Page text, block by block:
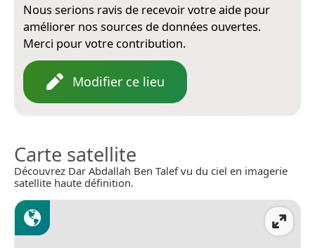
Nous serions ravis de recevoir votre aide pour
améliorer nos sources de données ouvertes.
Merci pour votre contribution.
Modifier ce lieu
Carte satellite
Découvrez Dar Abdallah Ben Talef vu du ciel en imagerie
satellite haute définition.